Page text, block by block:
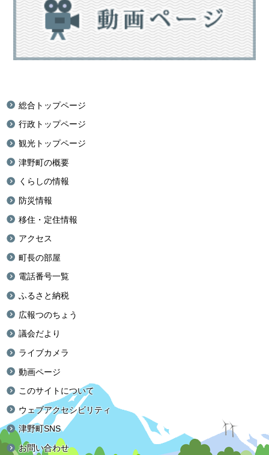
総合トップページ
行政トップページ
観光トップページ
津野町の概要
くらしの情報
防災情報
移住・定住情報
アクセス
町長の部屋
電話番号一覧
ふるさと納税
広報つのちょう
議会だより
ライブカメラ
動画ページ
このサイトについて
ウェブアクセシビリティ
津野町SNS
お問い合わせ